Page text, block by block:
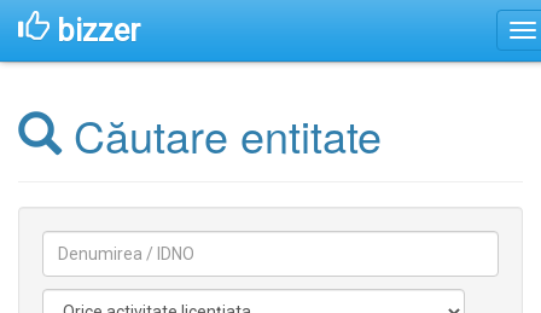
bizzer
Căutare entitate